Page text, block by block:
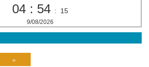
04 : 54 : 16
9/08/2026
»